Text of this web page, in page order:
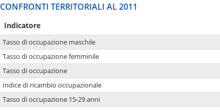
CONFRONTI TERRITORIALI AL 2011
Indicatore
Tasso di occupazione maschile
Tasso di occupazione femminile
Tasso di occupazione
Indice di ricambio occupazionale
Tasso di occupazione 15-29 anni